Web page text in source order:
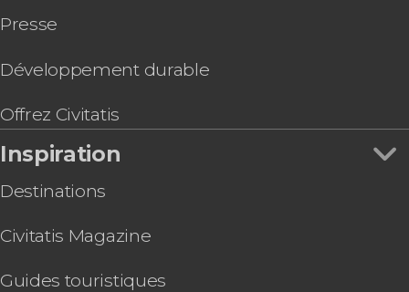
Presse
Développement durable
Offrez Civitatis
Inspiration
Destinations
Civitatis Magazine
Guides touristiques